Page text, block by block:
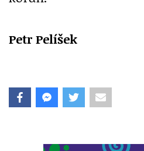
Petr Pelíšek